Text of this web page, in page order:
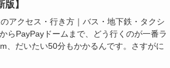
】
アクセス・行き方｜バス・地下鉄・タクシ
らPayPayドームまで、どう行くのが一番ラ
、だいたい50分もかかるんです。さすがに